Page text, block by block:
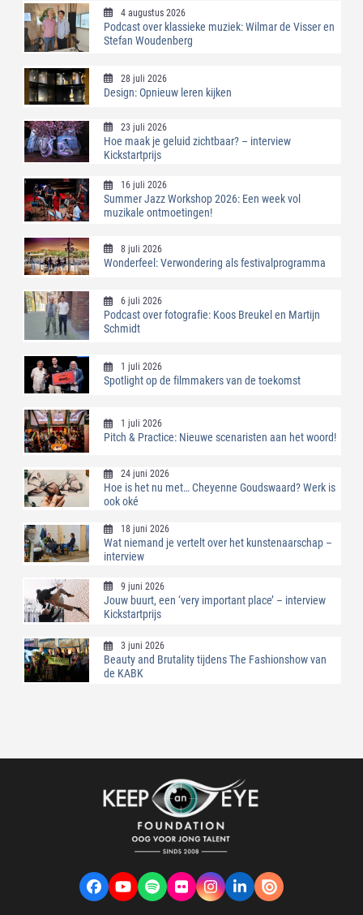
4 augustus 2026
Podcast over klassieke muziek: Wilmar de Visser en
Stefan Woudenberg
28 juli 2026
Design: Opnieuw leren kijken
23 juli 2026
Hoe maak je geluid zichtbaar? – interview
Kickstartprijs
16 juli 2026
Summer Jazz Workshop 2026: Een week vol
muzikale ontmoetingen!
8 juli 2026
Wonderfeel: Verwondering als festivalprogramma
6 juli 2026
Podcast over fotografie: Koos Breukel en Martijn
Schmidt
1 juli 2026
Spotlight op de filmmakers van de toekomst
1 juli 2026
Pitch & Practice: Nieuwe scenaristen aan het woord!
24 juni 2026
Hoe is het nu met… Cheyenne Goudswaard? Werk is
ook oké
18 juni 2026
Wat niemand je vertelt over het kunstenaarschap –
interview
9 juni 2026
Jouw buurt, een ‘very important place’ – interview
Kickstartprijs
3 juni 2026
Beauty and Brutality tijdens The Fashionshow van
de KABK
Facebook
YouTubeSpotifyFlickrInstagram
LinkedIn
VK